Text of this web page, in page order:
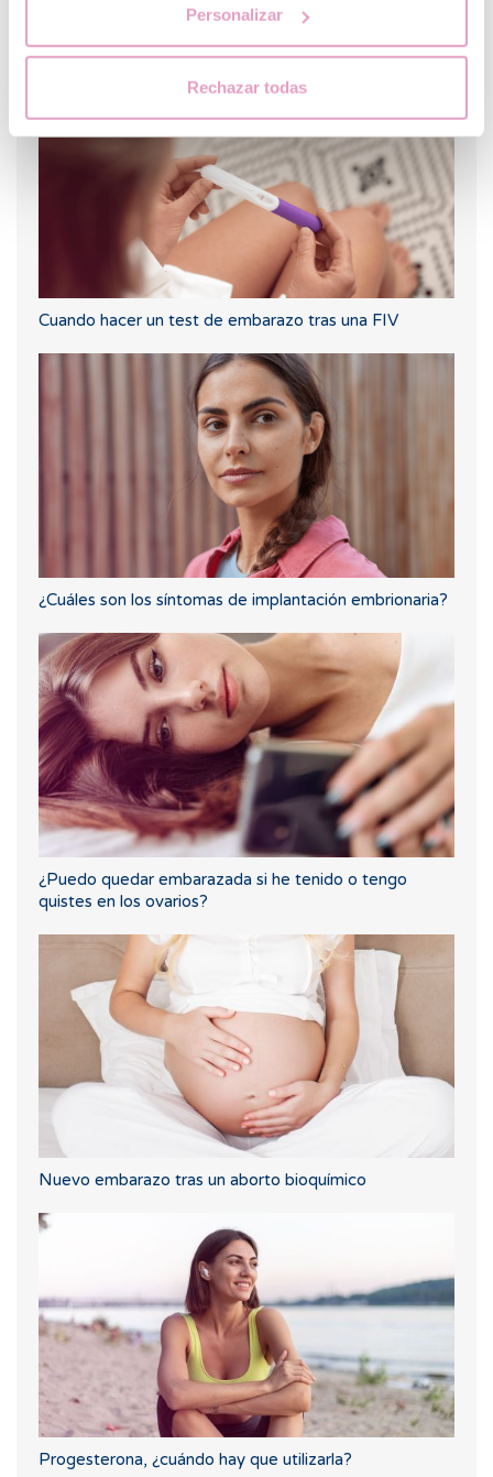
Personalizar
Rechazar todas
¿Qué hacer si hay retraso menstrual con un test de
embarazo negativo?
Cuando hacer un test de embarazo tras una FIV
¿Cuáles son los síntomas de implantación embrionaria?
¿Puedo quedar embarazada si he tenido o tengo
quistes en los ovarios?
Nuevo embarazo tras un aborto bioquímico
Progesterona, ¿cuándo hay que utilizarla?